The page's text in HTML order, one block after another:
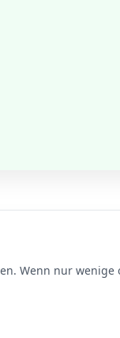
Wenn nur wenige